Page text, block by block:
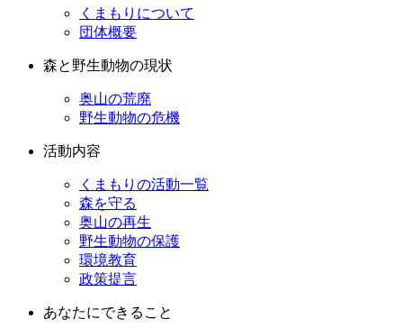
くまもりについて
団体概要
森と野生動物の現状
奥山の荒廃
野生動物の危機
活動内容
くまもりの活動一覧
森を守る
奥山の再生
野生動物の保護
環境教育
政策提言
あなたにできること